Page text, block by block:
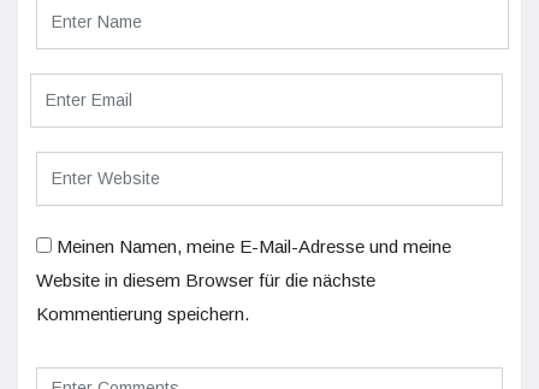
Meinen Namen, meine E-Mail-Adresse und meine
Website in diesem Browser für die nächste
Kommentierung speichern.